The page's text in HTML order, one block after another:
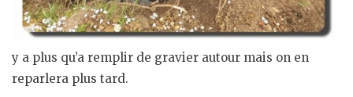
y a plus qu’a remplir de gravier autour mais on en
reparlera plus tard.